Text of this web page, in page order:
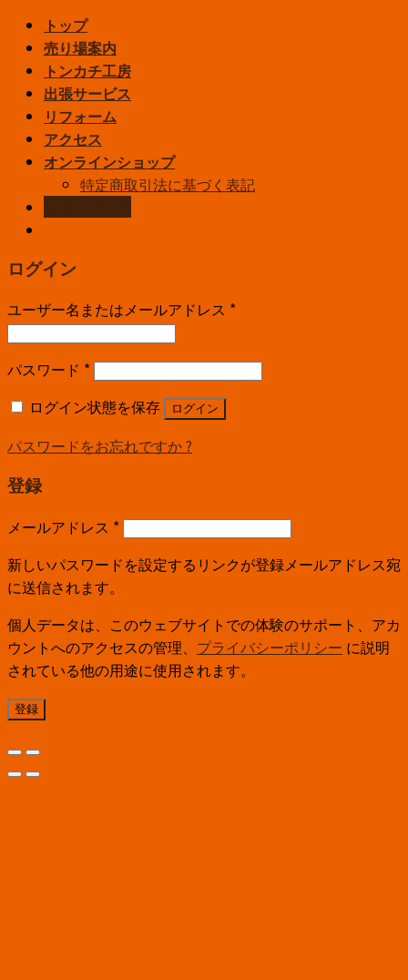
トップ
売り場案内
トンカチ工房
出張サービス
リフォーム
アクセス
オンラインショップ
特定商取引法に基づく表記
ログイン
ユーザー名またはメールアドレス *
パスワード *
ログイン状態を保存
ログイン
パスワードをお忘れですか ?
登録
メールアドレス *
新しいパスワードを設定するリンクが登録メールアドレス宛
に送信されます。
個人データは、このウェブサイトでの体験のサポート、アカ
ウントへのアクセスの管理、 プライバシーポリシー に説明
されている他の用途に使用されます。
登録